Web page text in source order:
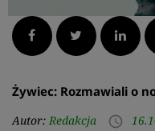
Facebook Twitter
Żywiec: Rozmawiali o
Autor: Redakcja access_time